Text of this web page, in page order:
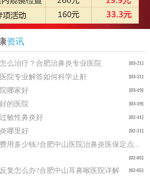
资讯
么治疗？合肥治鼻炎专业医院 [03-21]
院专业解答如何科学止鼾 [03-21]
哪家好 [03-19]
的医院 [03-19]
敏性鼻炎好 [02-11]
哪里好 [02-11]
[02-05]
复怎么办?合肥中山耳鼻喉医院详解 [02-05]